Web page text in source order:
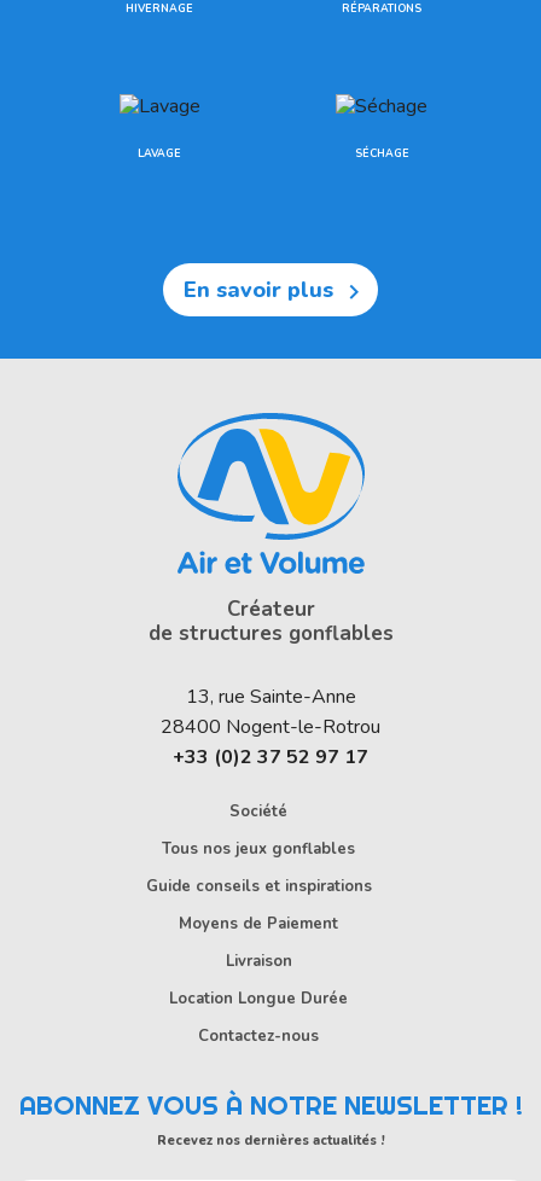
HIVERNAGE RÉPARATIONS
LAVAGE SÉCHAGE
En savoir plus 
Créateur
de structures gonflables
13, rue Sainte-Anne
28400 Nogent-le-Rotrou
+33 (0)2 37 52 97 17
Société
Tous nos jeux gonflables
Guide conseils et inspirations
Moyens de Paiement
Livraison
Location Longue Durée
Contactez-nous
ABONNEZ VOUS À NOTRE NEWSLETTER !
Recevez nos dernières actualités !